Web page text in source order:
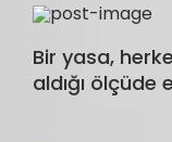
Bir yasa,
aldığı